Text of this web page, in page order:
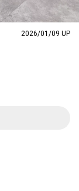
2026/01/09 UP